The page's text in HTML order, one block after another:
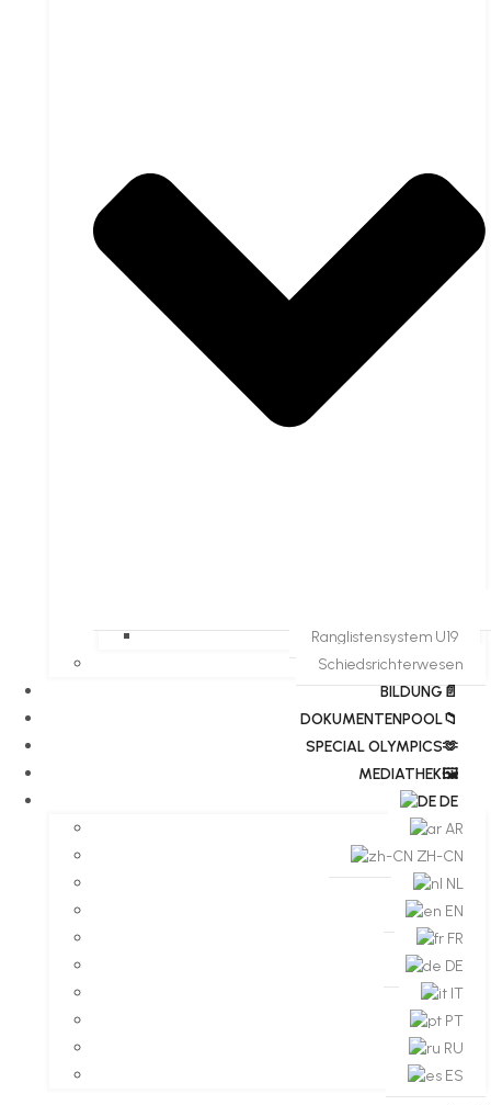
Ranglistensystem U19
Schiedsrichterwesen
BILDUNG📄
DOKUMENTENPOOL📁
​​SPECIAL OLYMPICS🫶
MEDIATHEK🖼️​
DE
AR
ZH-CN
NL
EN
FR
DE
IT
PT
RU
ES